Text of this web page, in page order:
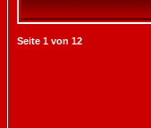
Seite 1 von 12